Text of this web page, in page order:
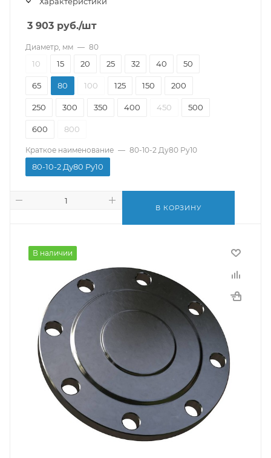
3 903 руб./шт
Диаметр, мм — 80
10 15 20 25 32 40 50
65 80 100 125 150 200
250 300 350 400 450 500
600 800
Краткое наименование — 80-10-2 Ду80 Ру10
80-10-2 Ду80 Ру10
В КОРЗИНУ
В наличии